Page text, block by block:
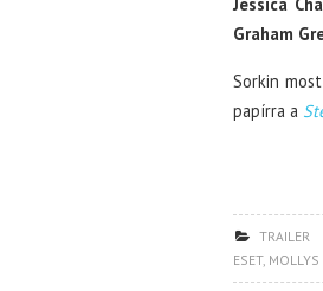
Graham
Sorkin
papírra a
TRAILER
ESET, MOLLYS